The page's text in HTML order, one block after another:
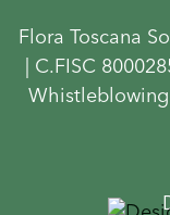
Flora Toscana
| C.FISC
Whistleblowing